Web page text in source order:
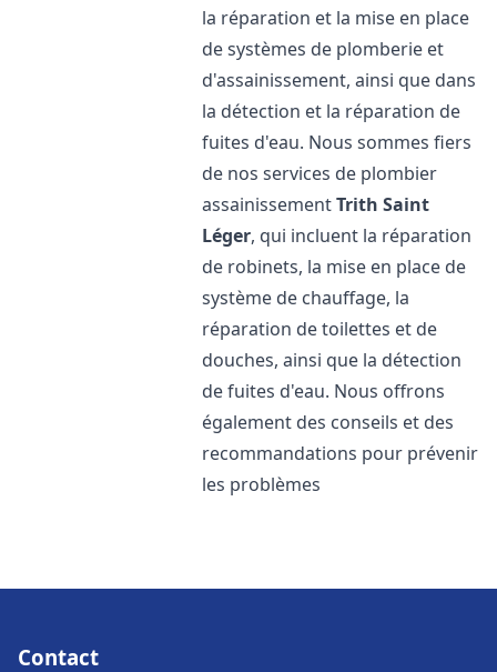
la réparation et la mise en place
de systèmes de plomberie et
d'assainissement, ainsi que dans
la détection et la réparation de
fuites d'eau. Nous sommes fiers
de nos services de plombier
assainissementTrith Saint
Léger, qui incluent la réparation
de robinets, la mise en place de
système de chauffage, la
réparation de toilettes et de
douches, ainsi que la détection
de fuites d'eau. Nous offrons
également des conseils et des
recommandations pour prévenir
les problèmes
Contact